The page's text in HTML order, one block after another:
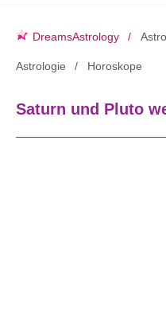
DreamsAstrology
Astrologie Horoskope
Saturn und Pluto